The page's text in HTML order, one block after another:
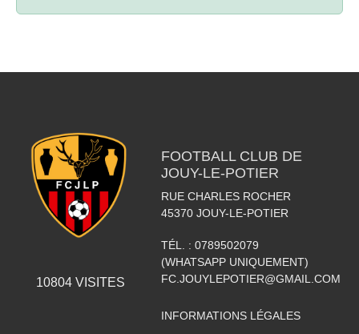
10804VISITES
FOOTBALL CLUB DE
JOUY-LE-POTIER
RUE CHARLES ROCHER
45370 JOUY-LE-POTIER
TÉL. : 0789502079
(WHATSAPP UNIQUEMENT)
FC.JOUYLEPOTIER@GMAIL.COM
INFORMATIONS LÉGALES